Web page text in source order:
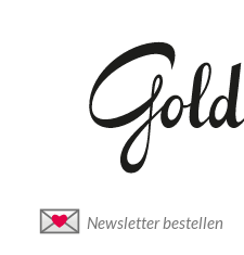
Newsletter bestellen